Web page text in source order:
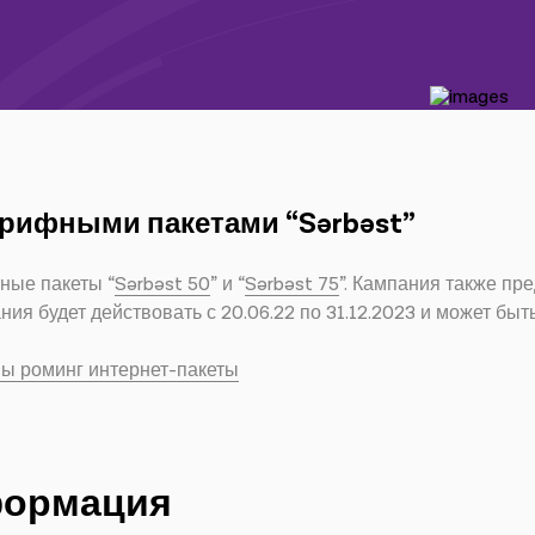
пакетами “Sərbəst”
пакеты “Sərbəst 50” и “Sərbəst 75”. Кампания также
будет действовать с 20.06.22 по 31.12.2023 и может
роминг интернет-пакеты